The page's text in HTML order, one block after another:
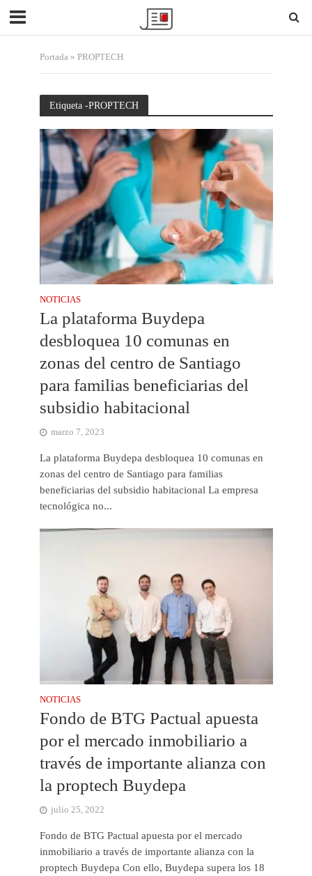
Portada» PROPTECH
Etiqueta -PROPTECH
NOTICIAS
La plataforma Buydepa
desbloquea 10 comunas en
zonas del centro de Santiago
para familias beneficiarias del
subsidio habitacional
marzo 7, 2023
La plataforma Buydepa desbloquea 10 comunas en
zonas del centro de Santiago para familias
beneficiarias del subsidio habitacional La empresa
tecnológica no...
NOTICIAS
Fondo de BTG Pactual apuesta
por el mercado inmobiliario a
través de importante alianza con
la proptech Buydepa
julio 25, 2022
Fondo de BTG Pactual apuesta por el mercado
inmobiliario a través de importante alianza con la
proptech Buydepa Con ello, Buydepa supera los 18